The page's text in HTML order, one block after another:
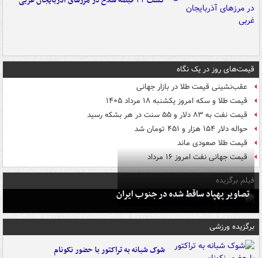
قیمت‌های روز در یک نگاه
عقب‌نشینی قیمت طلا در بازار جهانی
قیمت طلا و سکه امروز یکشنبه ۱۸ مرداد ۱۴۰۵
قیمت نفت به ۸۳ دلار و ۵۵ سنت در هر بشکه رسید
حواله دلار ۱۵۴ هزار و ۴۵۱ تومان شد
قیمت طلا صعودی ماند
قیمت جهانی نفت امروز ۱۶ مرداد
فیلم برگزیده
تصاویر پهپاد ساقط شده در جنوب ایران
برگزیده ورزشی
شوک شبانه به تراکتور با حضور نکونام